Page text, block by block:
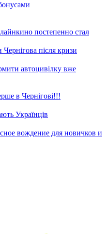
постепенно стал
після кризи
автоцивілку вже
в Чернігові!!!
Українців
вождение для новичков и